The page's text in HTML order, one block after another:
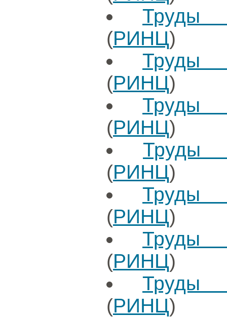
Труды
(РИНЦ)
Труды
(РИНЦ)
Труды
(РИНЦ)
Труды
(РИНЦ)
Труды
(РИНЦ)
Труды
(РИНЦ)
Труды
(РИНЦ)